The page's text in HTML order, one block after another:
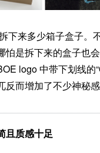
下来多少箱子盒子。
怕是拆下来的盒子也
logo 中带下划线的
而增加了不少神秘感
且质感十足